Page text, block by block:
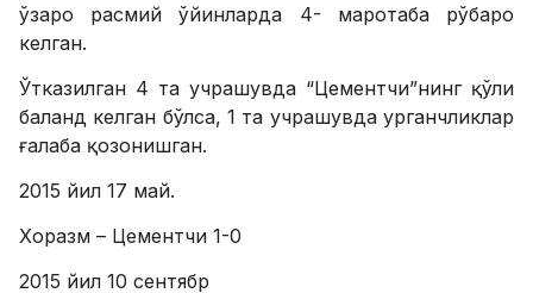
ўзаро расмий ўйинларда 4- маротаба рўбаро
келган.
Ўтказилган 4 та учрашувда “Цементчи”нинг қўли
баланд келган бўлса, 1 та учрашувда урганчликлар
ғалаба қозонишган.
2015 йил 17 май.
Хоразм – Цементчи 1-0
2015 йил 10 сентябр